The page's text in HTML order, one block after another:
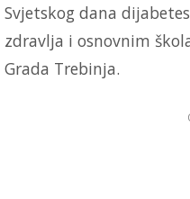
Svjetskog dana
zdravlja i osnovnim
Grada Trebinja.